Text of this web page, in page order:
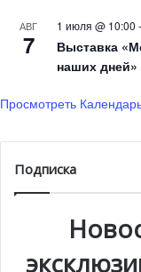
Мы пообщались с
одним из
Krieke).
АВГ
7
1 июля @ 10:00 -
Выставка
наших дней»
Просмотреть
Подписка